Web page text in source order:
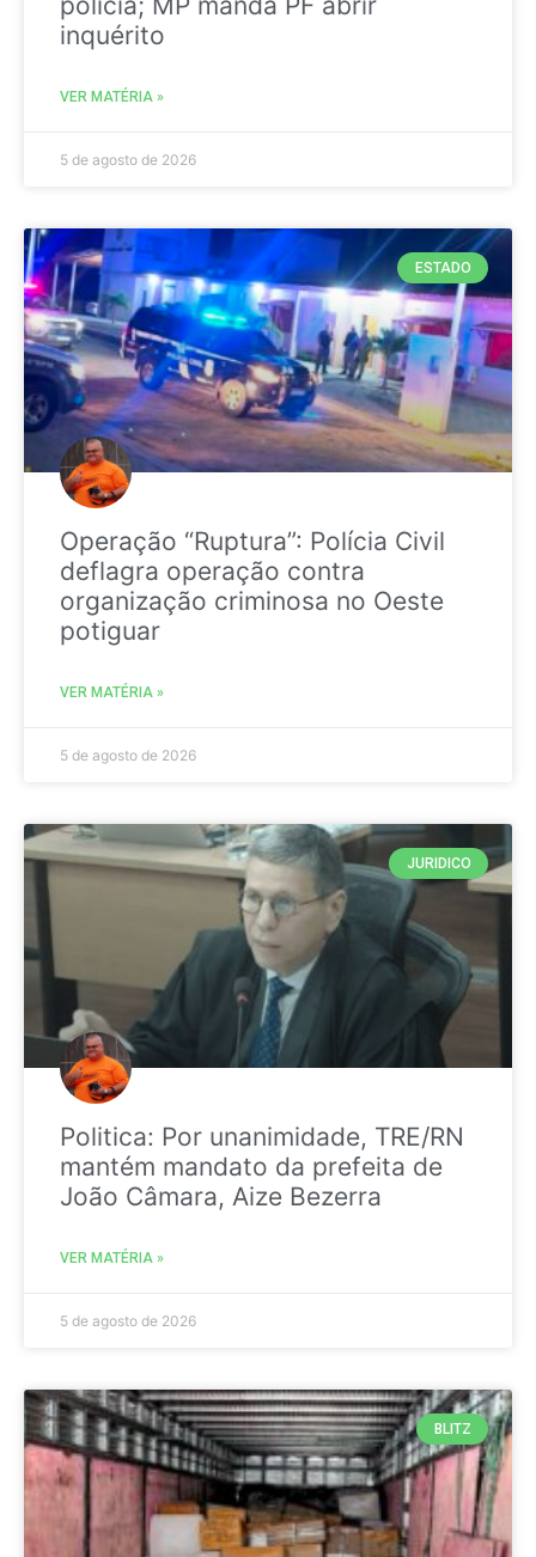
inquérito
VER MATÉRIA »
5 de agosto de 2026
ESTADO
Operação “Ruptura”: Polícia Civil
deflagra operação contra
organização criminosa no Oeste
potiguar
VER MATÉRIA »
5 de agosto de 2026
JURIDICO
Politica: Por unanimidade, TRE/RN
mantém mandato da prefeita de
João Câmara, Aize Bezerra
VER MATÉRIA »
5 de agosto de 2026
BLITZ